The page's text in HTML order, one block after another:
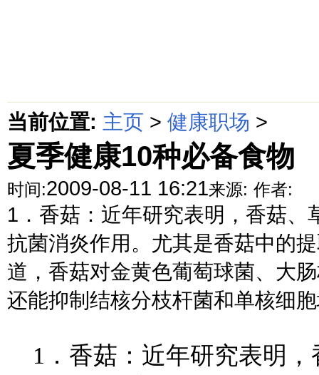
当前位置: 主页 > 健康职场 >
夏季健康10种必备食物
时间:2009-08-11 16:21来源: 作者:
1．香菇：近年研究表明，香菇
抗菌消炎作用。尤其是香菇中的
道，香菇对金黄色葡萄球菌、大
还能抑制结核分枝杆菌和单核细
1．香菇：近年研究表明，